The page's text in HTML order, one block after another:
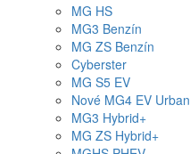
MG HS
MG3 Benzín
MG ZS Benzín
Cyberster
MG S5 EV
Nové MG4 EV Urban
MG3 Hybrid+
MG ZS Hybrid+